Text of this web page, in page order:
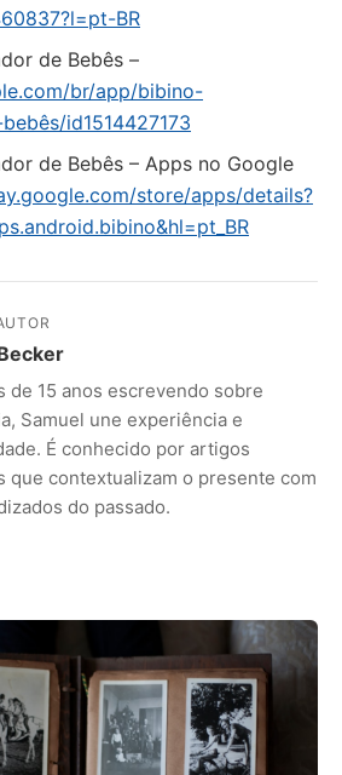
BR
de Bebês –
br/app/bibino-
id1514427173
de Bebês – Apps no Google
store/apps/details?
de 15 anos escrevendo sobre
Samuel une experiência e
É conhecido por artigos
que contextualizam o presente com
do passado.